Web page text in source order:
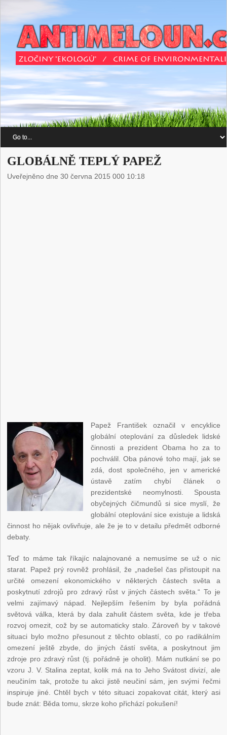
GLOBÁLNĚ TEPLÝ PAPEŽ
Uveřejněno dne 30 června 2015 000 10:18
Papež František označil v encyklice
globální oteplování za důsledek lidské
činnosti a prezident Obama ho za to
pochválil. Oba pánové toho mají, jak se
zdá, dost společného, jen v americké
ústavě zatím chybí článek o
prezidentské neomylnosti. Spousta
obyčejných čičmundů si sice myslí, že
globální oteplování sice existuje a lidská
činnost ho nějak ovlivňuje, ale že je to v detailu předmět odborné
debaty.
Teď to máme tak říkajíc nalajnované a nemusíme se už o nic
starat. Papež prý rovněž prohlásil, že „nadešel čas přistoupit na
určité omezení ekonomického v některých částech světa a
poskytnutí zdrojů pro zdravý růst v jiných částech světa.“ To je
velmi zajímavý nápad. Nejlepším řešením by byla pořádná
světová válka, která by dala zahulit částem světa, kde je třeba
rozvoj omezit, což by se automaticky stalo. Zároveň by v takové
situaci bylo možno přesunout z těchto oblastí, co po radikálním
omezení ještě zbyde, do jiných částí světa, a poskytnout jim
zdroje pro zdravý růst (tj. pořádně je oholit). Mám nutkání se po
vzoru J. V. Stalina zeptat, kolik má na to Jeho Svátost divizí, ale
neučiním tak, protože tu akci jistě neučiní sám, jen svými řečmi
inspiruje jiné. Chtěl bych v této situaci zopakovat citát, který asi
bude znát: Běda tomu, skrze koho přichází pokušení!